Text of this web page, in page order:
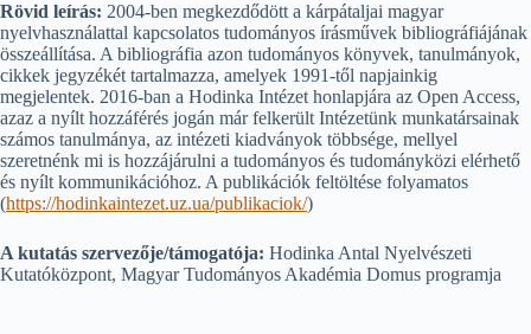
Rövid leírás: 2004-ben megkezdődött a kárpátaljai magyar
nyelvhasználattal kapcsolatos tudományos írásművek bibliográfiájának
összeállítása. A bibliográfia azon tudományos könyvek, tanulmányok,
cikkek jegyzékét tartalmazza, amelyek 1991-től napjainkig
megjelentek. 2016-ban a Hodinka Intézet honlapjára az Open Access,
azaz a nyílt hozzáférés jogán már felkerült Intézetünk munkatársainak
számos tanulmánya, az intézeti kiadványok többsége, mellyel
szeretnénk mi is hozzájárulni a tudományos és tudományközi elérhető
és nyílt kommunikációhoz. A publikációk feltöltése folyamatos
(https://hodinkaintezet.uz.ua/publikaciok/)
A kutatás szervezője/támogatója: Hodinka Antal Nyelvészeti
Kutatóközpont, Magyar Tudományos Akadémia Domus programja